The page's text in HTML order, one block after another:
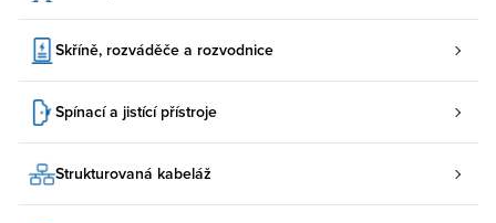
Skříně, rozváděče a rozvodnice
Spínací a jistící přístroje
Strukturovaná kabeláž